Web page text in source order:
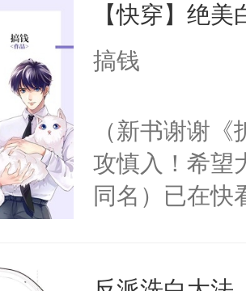
来，给老公
用力——为你
【快穿】绝
搞钱
（新书谢谢
攻慎入！希望
同名）已在快